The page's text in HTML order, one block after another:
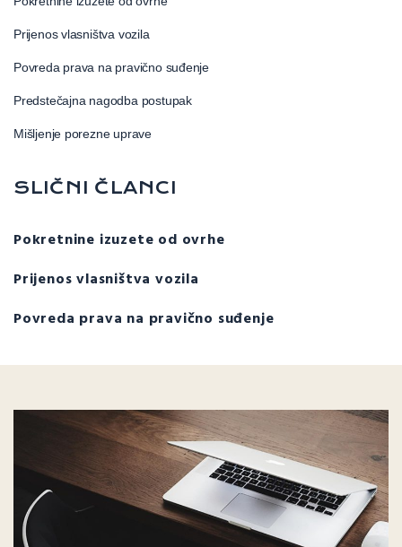
Prijenos vlasništva vozila
Povreda prava na pravično suđenje
Predstečajna nagodba postupak
Mišljenje porezne uprave
SLIČNI ČLANCI
Pokretnine izuzete od ovrhe
Prijenos vlasništva vozila
Povreda prava na pravično suđenje